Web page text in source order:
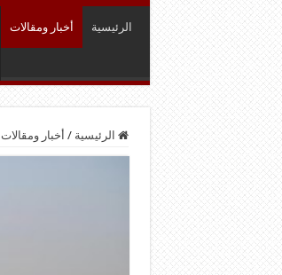
الرئيسية أخبار ومقالات
الرئيسية / أخبار ومقالات